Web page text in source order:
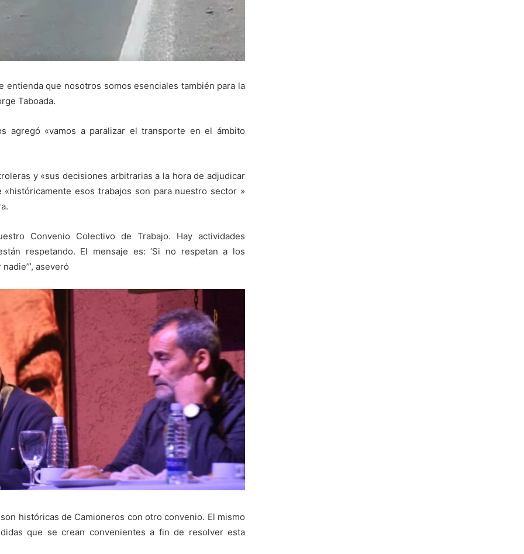
que nosotros somos esenciales también para la
Taboada.
agregó «vamos a paralizar el transporte en el ámbito
y «sus decisiones arbitrarias a la hora de adjudicar
esos trabajos son para nuestro sector »
Convenio Colectivo de Trabajo. Hay actividades
respetando. El mensaje es: ‘Si no respetan a los
aseveró
históricas de Camioneros con otro convenio. El mismo
que se crean convenientes a fin de resolver esta